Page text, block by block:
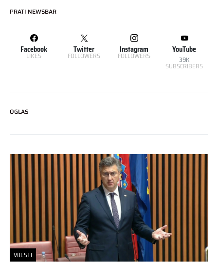
PRATI NEWSBAR
Facebook
LIKES
Twitter
FOLLOWERS
Instagram
FOLLOWERS
YouTube
39K
SUBSCRIBERS
OGLAS
VIJESTI